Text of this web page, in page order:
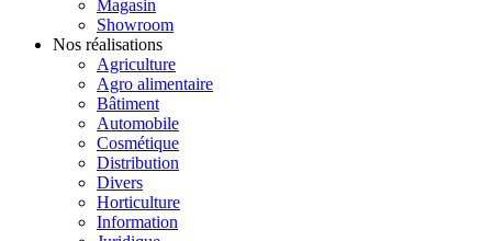
Magasin
Showroom
Nos réalisations
Agriculture
Agro alimentaire
Bâtiment
Automobile
Cosmétique
Distribution
Divers
Horticulture
Information